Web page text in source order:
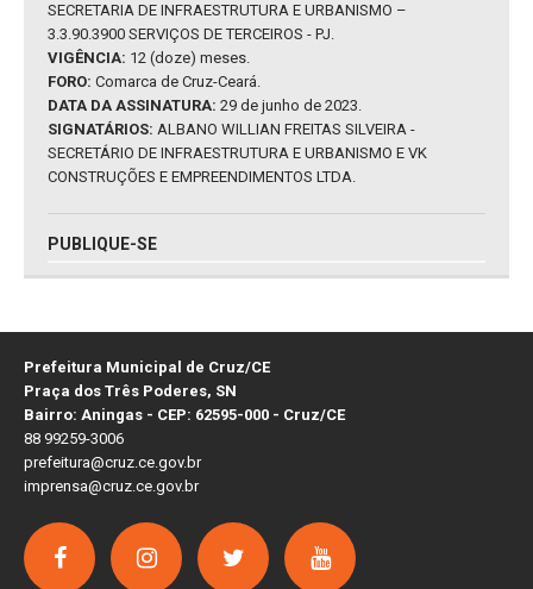
SECRETARIA DE INFRAESTRUTURA E URBANISMO –
3.3.90.3900 SERVIÇOS DE TERCEIROS - PJ.
VIGÊNCIA: 12 (doze) meses.
FORO: Comarca de Cruz-Ceará.
DATA DA ASSINATURA: 29 de junho de 2023.
SIGNATÁRIOS: ALBANO WILLIAN FREITAS SILVEIRA -
SECRETÁRIO DE INFRAESTRUTURA E URBANISMO E VK
CONSTRUÇÕES E EMPREENDIMENTOS LTDA.
PUBLIQUE-SE
Prefeitura Municipal de Cruz/CE
Praça dos Três Poderes, SN
Bairro: Aningas - CEP: 62595-000 - Cruz/CE
88 99259-3006
prefeitura@cruz.ce.gov.br
imprensa@cruz.ce.gov.br